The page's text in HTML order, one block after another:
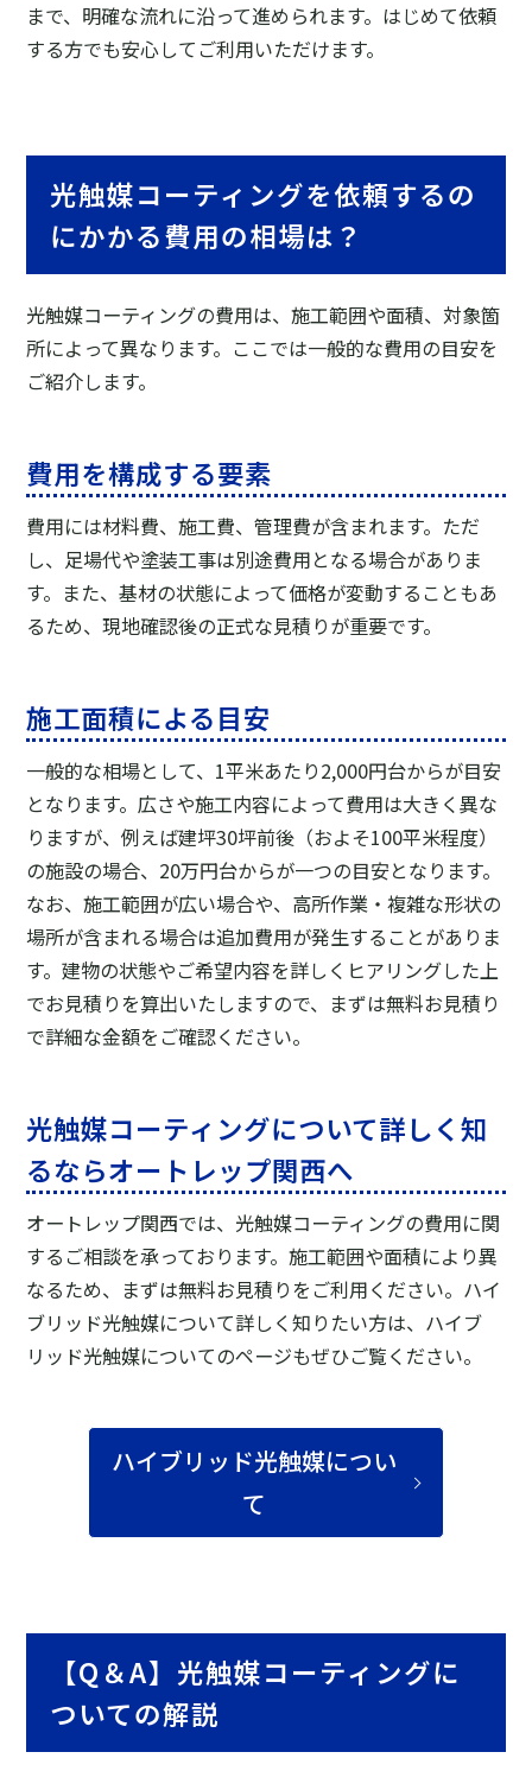
まで、明確な流れに沿って進められます。はじめて依頼
する方でも安心してご利用いただけます。
光触媒コーティングを依頼するの
にかかる費用の相場は？
光触媒コーティングの費用は、施工範囲や面積、対象箇
所によって異なります。ここでは一般的な費用の目安を
ご紹介します。
費用を構成する要素
費用には材料費、施工費、管理費が含まれます。ただ
し、足場代や塗装工事は別途費用となる場合がありま
す。また、基材の状態によって価格が変動することもあ
るため、現地確認後の正式な見積りが重要です。
施工面積による目安
一般的な相場として、1平米あたり2,000円台からが目安
となります。広さや施工内容によって費用は大きく異な
りますが、例えば建坪30坪前後（およそ100平米程度）
の施設の場合、20万円台からが一つの目安となります。
なお、施工範囲が広い場合や、高所作業・複雑な形状の
場所が含まれる場合は追加費用が発生することがありま
す。建物の状態やご希望内容を詳しくヒアリングした上
でお見積りを算出いたしますので、まずは無料お見積り
で詳細な金額をご確認ください。
光触媒コーティングについて詳しく知
るならオートレップ関西へ
オートレップ関西では、光触媒コーティングの費用に関
するご相談を承っております。施工範囲や面積により異
なるため、まずは無料お見積りをご利用ください。ハイ
ブリッド光触媒について詳しく知りたい方は、ハイブ
リッド光触媒についてのページもぜひご覧ください。
ハイブリッド光触媒につい
て
【Q＆A】光触媒コーティングに
ついての解説